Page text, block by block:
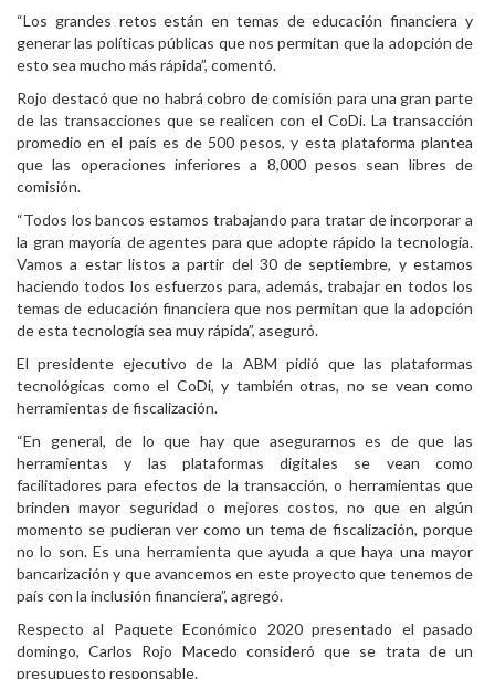
“Los grandes retos están en temas de educación financiera y
generar las políticas públicas que nos permitan que la adopción de
esto sea mucho más rápida”, comentó.
Rojo destacó que no habrá cobro de comisión para una gran parte
de las transacciones que se realicen con el CoDi. La transacción
promedio en el país es de 500 pesos, y esta plataforma plantea
que las operaciones inferiores a 8,000 pesos sean libres de
comisión.
“Todos los bancos estamos trabajando para tratar de incorporar a
la gran mayoría de agentes para que adopte rápido la tecnología.
Vamos a estar listos a partir del 30 de septiembre, y estamos
haciendo todos los esfuerzos para, además, trabajar en todos los
temas de educación financiera que nos permitan que la adopción
de esta tecnología sea muy rápida”, aseguró.
El presidente ejecutivo de la ABM pidió que las plataformas
tecnológicas como el CoDi, y también otras, no se vean como
herramientas de fiscalización.
“En general, de lo que hay que asegurarnos es de que las
herramientas y las plataformas digitales se vean como
facilitadores para efectos de la transacción, o herramientas que
brinden mayor seguridad o mejores costos, no que en algún
momento se pudieran ver como un tema de fiscalización, porque
no lo son. Es una herramienta que ayuda a que haya una mayor
bancarización y que avancemos en este proyecto que tenemos de
país con la inclusión financiera”, agregó.
Respecto al Paquete Económico 2020 presentado el pasado
domingo, Carlos Rojo Macedo consideró que se trata de un
presupuesto responsable.